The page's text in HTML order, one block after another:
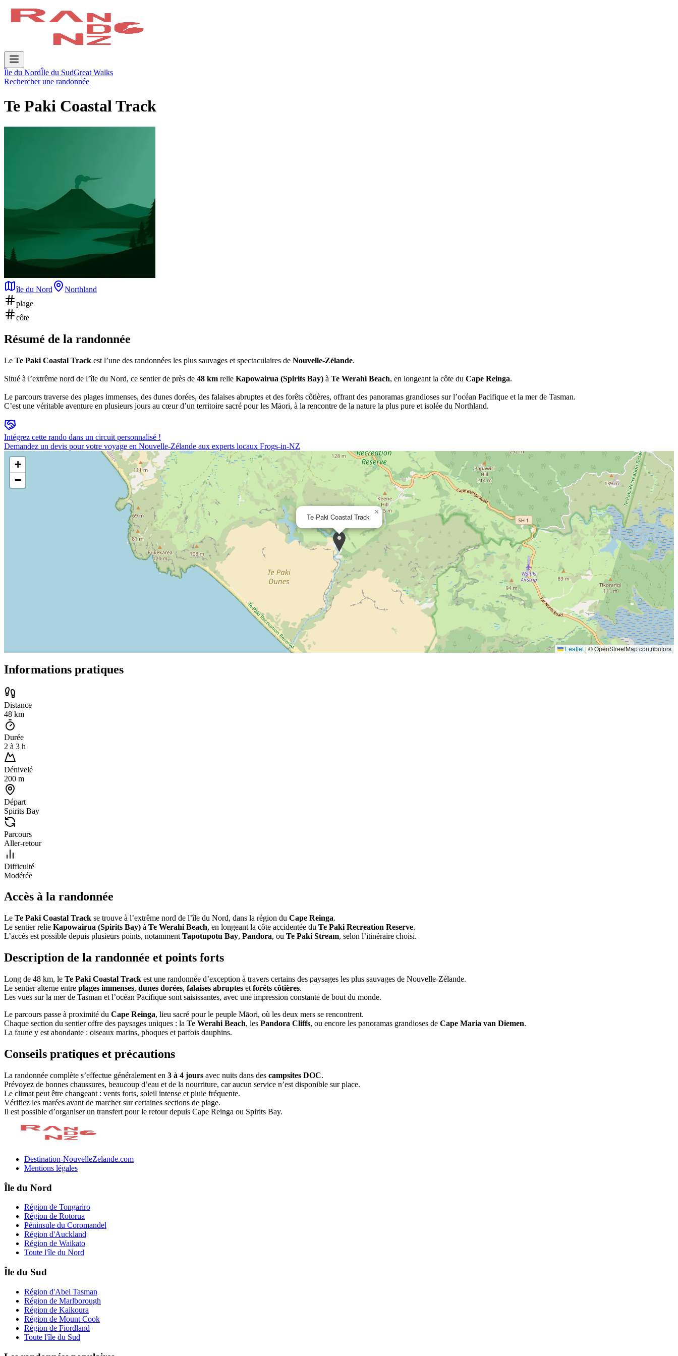
Île du NordÎle du SudGreat Walks
Rechercher une randonnée
Te Paki Coastal Track
île du Nord
Northland
plage
côte
Résumé de la randonnée
Le Te Paki Coastal Track est l’une des randonnées les plus sauvages et spectaculaires de Nouvelle-Zélande.
Situé à l’extrême nord de l’île du Nord, ce sentier de près de 48 km relie Kapowairua (Spirits Bay) à Te Werahi Beach, en longeant la côte du Cape Reinga.
Le parcours traverse des plages immenses, des dunes dorées, des falaises abruptes et des forêts côtières, offrant des panoramas grandioses sur l’océan Pacifique et la mer de Tasman.
C’est une véritable aventure en plusieurs jours au cœur d’un territoire sacré pour les Māori, à la rencontre de la nature la plus pure et isolée du Northland.
Intégrez cette rando dans un circuit personnalisé !
Demandez un devis pour votre voyage en Nouvelle-Zélande aux experts locaux Frogs-in-NZ
Te Paki Coastal Track
×
+
−
Leaflet | © OpenStreetMap contributors
Informations pratiques
Distance
48 km
Durée
2 à 3 h
Dénivelé
200 m
Départ
Spirits Bay
Parcours
Aller-retour
Difficulté
Modérée
Accès à la randonnée
Le Te Paki Coastal Track se trouve à l’extrême nord de l’île du Nord, dans la région du Cape Reinga.
Le sentier relie Kapowairua (Spirits Bay) à Te Werahi Beach, en longeant la côte accidentée du Te Paki Recreation Reserve.
L’accès est possible depuis plusieurs points, notamment Tapotupotu Bay, Pandora, ou Te Paki Stream, selon l’itinéraire choisi.
Description de la randonnée et points forts
Long de 48 km, le Te Paki Coastal Track est une randonnée d’exception à travers certains des paysages les plus sauvages de Nouvelle-Zélande.
Le sentier alterne entre plages immenses, dunes dorées, falaises abruptes et forêts côtières.
Les vues sur la mer de Tasman et l’océan Pacifique sont saisissantes, avec une impression constante de bout du monde.
Le parcours passe à proximité du Cape Reinga, lieu sacré pour le peuple Māori, où les deux mers se rencontrent.
Chaque section du sentier offre des paysages uniques : la Te Werahi Beach, les Pandora Cliffs, ou encore les panoramas grandioses de Cape Maria van Diemen.
La faune y est abondante : oiseaux marins, phoques et parfois dauphins.
Conseils pratiques et précautions
La randonnée complète s’effectue généralement en 3 à 4 jours avec nuits dans des campsites DOC.
Prévoyez de bonnes chaussures, beaucoup d’eau et de la nourriture, car aucun service n’est disponible sur place.
Le climat peut être changeant : vents forts, soleil intense et pluie fréquente.
Vérifiez les marées avant de marcher sur certaines sections de plage.
Il est possible d’organiser un transfert pour le retour depuis Cape Reinga ou Spirits Bay.
Destination-NouvelleZelande.com
Mentions légales
Île du Nord
Région de Tongariro
Région de Rotorua
Péninsule du Coromandel
Région d'Auckland
Région de Waikato
Toute l'île du Nord
Île du Sud
Région d'Abel Tasman
Région de Marlborough
Région de Kaikoura
Région de Mount Cook
Région de Fiordland
Toute l'île du Sud